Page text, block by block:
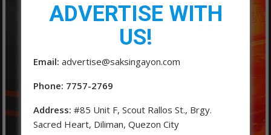
ADVERTISE WITH
US!
Email: advertise@saksingayon.com
Phone: 7757-2769
Address: #85 Unit F, Scout Rallos St., Brgy.
Sacred Heart, Diliman, Quezon City